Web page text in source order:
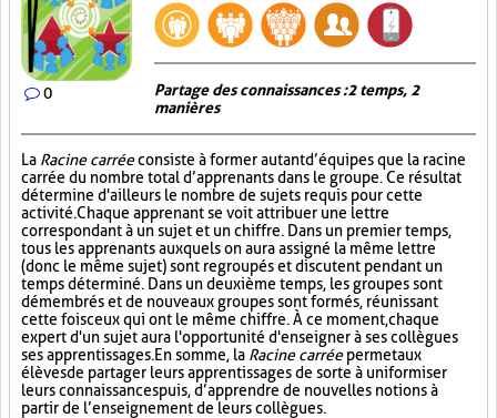
0
Partage des connaissances : 2 temps, 2
manières
La Racine carréeconsiste à former autant d’équipes que la racine
carrée du nombre total d’apprenants dans le groupe. Ce résultat
détermine d'ailleurs le nombre de sujets requis pour cette
activité. Chaque apprenant se voit attribuer une lettre
correspondant à un sujet et un chiffre. Dans un premier temps,
tous les apprenants auxquels on aura assigné la même lettre
(donc le même sujet) sont regroupés et discutent pendant un
temps déterminé. Dans un deuxième temps, les groupes sont
démembrés et de nouveaux groupes sont formés, réunissant
cette fois ceux qui ont le même chiffre. À ce moment, chaque
expert d'un sujet aura l'opportunité d'enseigner à ses collègues
ses apprentissages. En somme, la Racine carréepermet aux
élèves de partager leurs apprentissages de sorte à uniformiser
leurs connaissances puis, d’apprendre de nouvelles notions à
partir de l’enseignement de leurs collègues.